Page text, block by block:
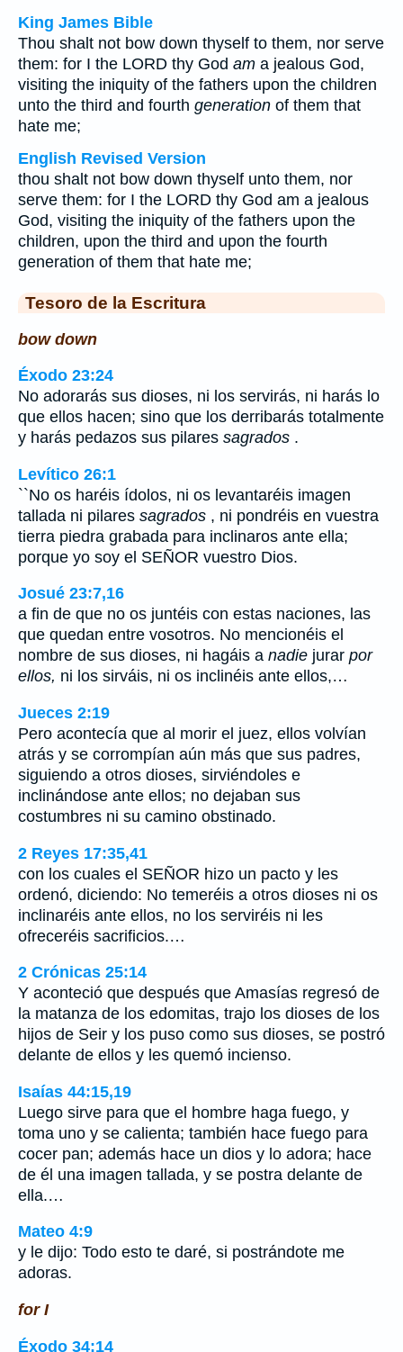
King James Bible
Thou shalt not bow down thyself to them, nor serve
them: for I the LORD thy God am a jealous God,
visiting the iniquity of the fathers upon the children
unto the third and fourth generation of them that
hate me;
English Revised Version
thou shalt not bow down thyself unto them, nor
serve them: for I the LORD thy God am a jealous
God, visiting the iniquity of the fathers upon the
children, upon the third and upon the fourth
generation of them that hate me;
Tesoro de la Escritura
bow down
Éxodo 23:24
No adorarás sus dioses, ni los servirás, ni harás lo
que ellos hacen; sino que los derribarás totalmente
y harás pedazos sus pilares sagrados .
Levítico 26:1
``No os haréis ídolos, ni os levantaréis imagen
tallada ni pilares sagrados , ni pondréis en vuestra
tierra piedra grabada para inclinaros ante ella;
porque yo soy el SEÑOR vuestro Dios.
Josué 23:7,16
a fin de que no os juntéis con estas naciones, las
que quedan entre vosotros. No mencionéis el
nombre de sus dioses, ni hagáis a nadie jurar por
ellos, ni los sirváis, ni os inclinéis ante ellos,…
Jueces 2:19
Pero acontecía que al morir el juez, ellos volvían
atrás y se corrompían aún más que sus padres,
siguiendo a otros dioses, sirviéndoles e
inclinándose ante ellos; no dejaban sus
costumbres ni su camino obstinado.
2 Reyes 17:35,41
con los cuales el SEÑOR hizo un pacto y les
ordenó, diciendo: No temeréis a otros dioses ni os
inclinaréis ante ellos, no los serviréis ni les
ofreceréis sacrificios.…
2 Crónicas 25:14
Y aconteció que después que Amasías regresó de
la matanza de los edomitas, trajo los dioses de los
hijos de Seir y los puso como sus dioses, se postró
delante de ellos y les quemó incienso.
Isaías 44:15,19
Luego sirve para que el hombre haga fuego, y
toma uno y se calienta; también hace fuego para
cocer pan; además hace un dios y lo adora; hace
de él una imagen tallada, y se postra delante de
ella.…
Mateo 4:9
y le dijo: Todo esto te daré, si postrándote me
adoras.
for I
Éxodo 34:14